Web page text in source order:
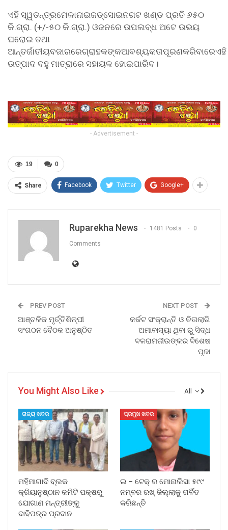
ଏହି ସ୍ୱତନ୍ତ୍ରମେକାନାଇଜଡ୍ସୋଇନଗଟ ଖଣ୍ଡ ପ୍ରତି ୬୫୦
କି.ଗ୍ରା. (+/-୫୦ କି.ଗ୍ରା.) ଓଜନରେ ଉପଲବ୍ଧ ଅଟେ ଉଭୟ
ଘରୋଇ ତଥା
ଆନ୍ତର୍ଜାତୀୟବଜାରରେଗ୍ରାହକଙ୍କଆବଶ୍ୟକତାପୂରଣକରିବାରେଏହି
ଉତ୍ପାଦ ବହୁ ମାତ୍ରାରେ ସହାୟକ ହୋଇପାରିବ।
- Advertisement -
0
19
Share Facebook Twitter Google+
Ruparekha News 1481 Posts 0
Comments
PREV POST
ଆଞ୍ଚଳିକ ମୃର୍ତ୍ତିଶିଳ୍ପୀ
ସଂଗଠନ ବୈଠକ ଅନୁଷ୍ଠିତ
NEXT POST
କର୍କଟ ସଂକ୍ରାନ୍ତି ଓ ଚିତାଲାଗି
ଅମାବାସ୍ୟା ଥିବା ରୁ ସିଦ୍ଧ
ବଳରାମଜୀଉଙ୍କର ବିଶେଷ
ପୂଜା
All
You Might Also Like
ରାଜ୍ୟ ଖବର
ମହିମାଗାଦି ବ୍ଲକ
କ୍ରିୟାନୁଷ୍ଠାନ କମିଟି ପକ୍ଷରୁ
ଯୋଗାଣ ମନ୍ତ୍ରୀଙ୍କୁ
ଦାବିପତ୍ର ପ୍ରଦାନ
ପ୍ରମୁଖ ଖବର
ଇ – ଟେକ୍ ର ମୋନାଲିସା ୫୯୯
ନମ୍ବର ରଖ୍ ଜିଲ୍ଲାକୁ ଗର୍ବିତ
କରିଛନ୍ତି